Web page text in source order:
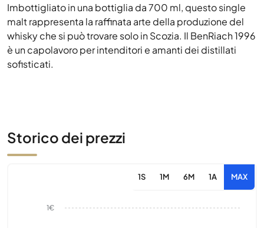
Imbottigliato in una bottiglia da 700 ml, questo single
malt rappresenta la raffinata arte della produzione del
whisky che si può trovare solo in Scozia. Il BenRiach 1996
è un capolavoro per intenditori e amanti dei distillati
sofisticati.
Storico dei prezzi
1S 1M 6M 1A MAX
1€